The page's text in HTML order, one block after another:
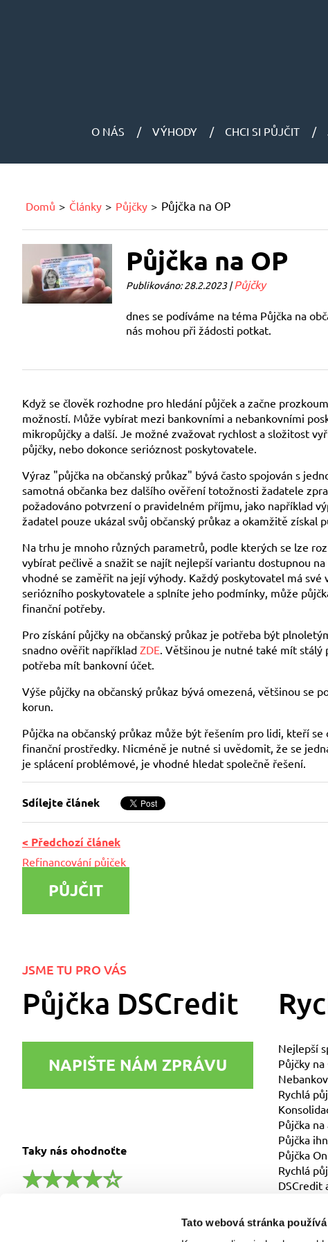
Tato webová stránka
O NÁS VÝHODY CHCI SI PŮJČIT
Domů Články Půjčky Půjčka na OP
Půjčka na OP
Publikováno: 28.2.2023 |Půjčky
dnes se podíváme na téma Půjčka na
nás mohou při žádosti potkat.
Když se člověk rozhodne pro hledání půjček a začne
možností. Může vybírat mezi bankovními a nebankovními
mikropůjčky a další. Je možné zvažovat rychlost a složitost
půjčky, nebo dokonce serióznost poskytovatele.
Výraz "půjčka na občanský průkaz" bývá často spojován s
samotná občanka bez dalšího ověření totožnosti žadatele
požadováno potvrzení o pravidelném příjmu, jako například
žadatel pouze ukázal svůj občanský průkaz a okamžitě získal
Na trhu je mnoho různých parametrů, podle kterých se lze
vybírat pečlivě a snažit se najít nejlepší variantu dostupnou
vhodné se zaměřit na její výhody. Každý poskytovatel má
seriózního poskytovatele a splníte jeho podmínky, může
finanční potřeby.
Pro získání půjčky na občanský průkaz je potřeba být
snadno ověřit například ZDE. Většinou je nutné také mít stálý
potřeba mít bankovní účet.
Výše půjčky na občanský průkaz bývá omezená, většinou se
korun.
Půjčka na občanský průkaz může být řešením pro lidi, kteří
finanční prostředky. Nicméně je nutné si uvědomit, že se
je splácení problémové, je vhodné hledat společně řešení.
Sdílejte článek
< Předchozí článek
Refinancování půjček
PŮJČIT
JSME TU PRO VÁS
Půjčka DSCredit
NAPIŠTE NÁM ZPRÁVU
Taky nás ohodnoťte
Nejlepší
Půjčky
Rychlá
Půjčka
Půjčka
Půjčka
Rychlá
DSCredit